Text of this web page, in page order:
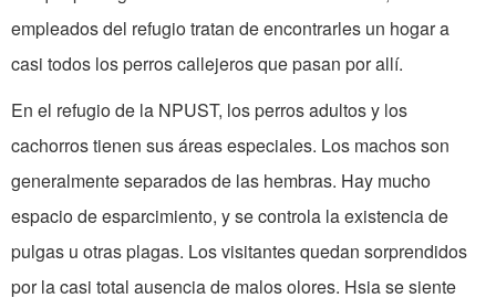
empleados del refugio tratan de encontrarles un hogar a
casi todos los perros callejeros que pasan por allí.
En el refugio de la NPUST, los perros adultos y los
cachorros tienen sus áreas especiales. Los machos son
generalmente separados de las hembras. Hay mucho
espacio de esparcimiento, y se controla la existencia de
pulgas u otras plagas. Los visitantes quedan sorprendidos
por la casi total ausencia de malos olores. Hsia se siente